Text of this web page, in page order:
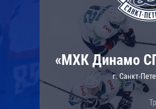
ЦСКА
«МХК Динамо
г. Санкт-